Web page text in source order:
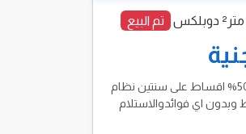
تم البيع
نظام الدفع 50% مقدم و50% اقساط على سنتين نظام
اي فوائدوالاستلام